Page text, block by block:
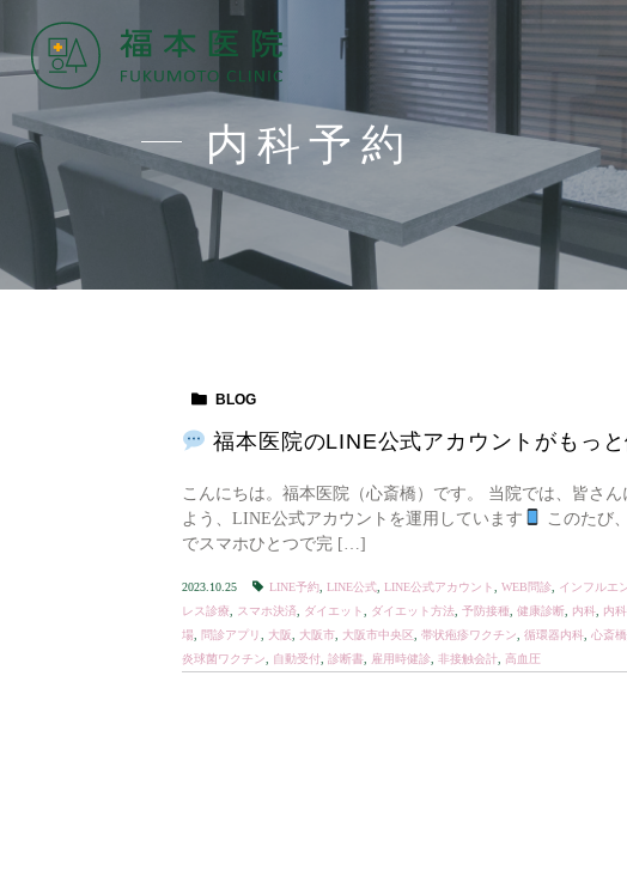
内科予約
BLOG
福本医院のLINE公式アカウントがもっと
こんにちは。福本医院（心斎橋）です。 当院では、皆さ
よう、LINE公式アカウントを運用しています
このたび
でスマホひとつで完 […]
2023.10.25 LINE予約 LINE公式 LINE公式アカウント WEB問診 インフルエ
レス診療
スマホ決済 ダイエット ダイエット方法 予防接種 健康診断 内科 内
場
問診アプリ 大阪 大阪市 大阪市中央区 帯状疱疹ワクチン 循環器内科 心斎橋
炎球菌ワクチン
自動受付 診断書 雇用時健診 非接触会計 高血圧